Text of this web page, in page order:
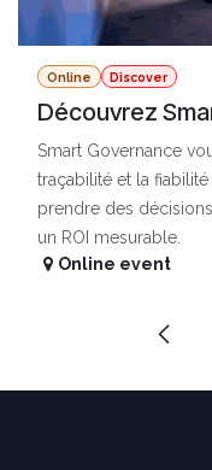
Online Discover
Découvrez
Smart Governance
traçabilité et la
prendre des
un ROI mesurable.
Online event